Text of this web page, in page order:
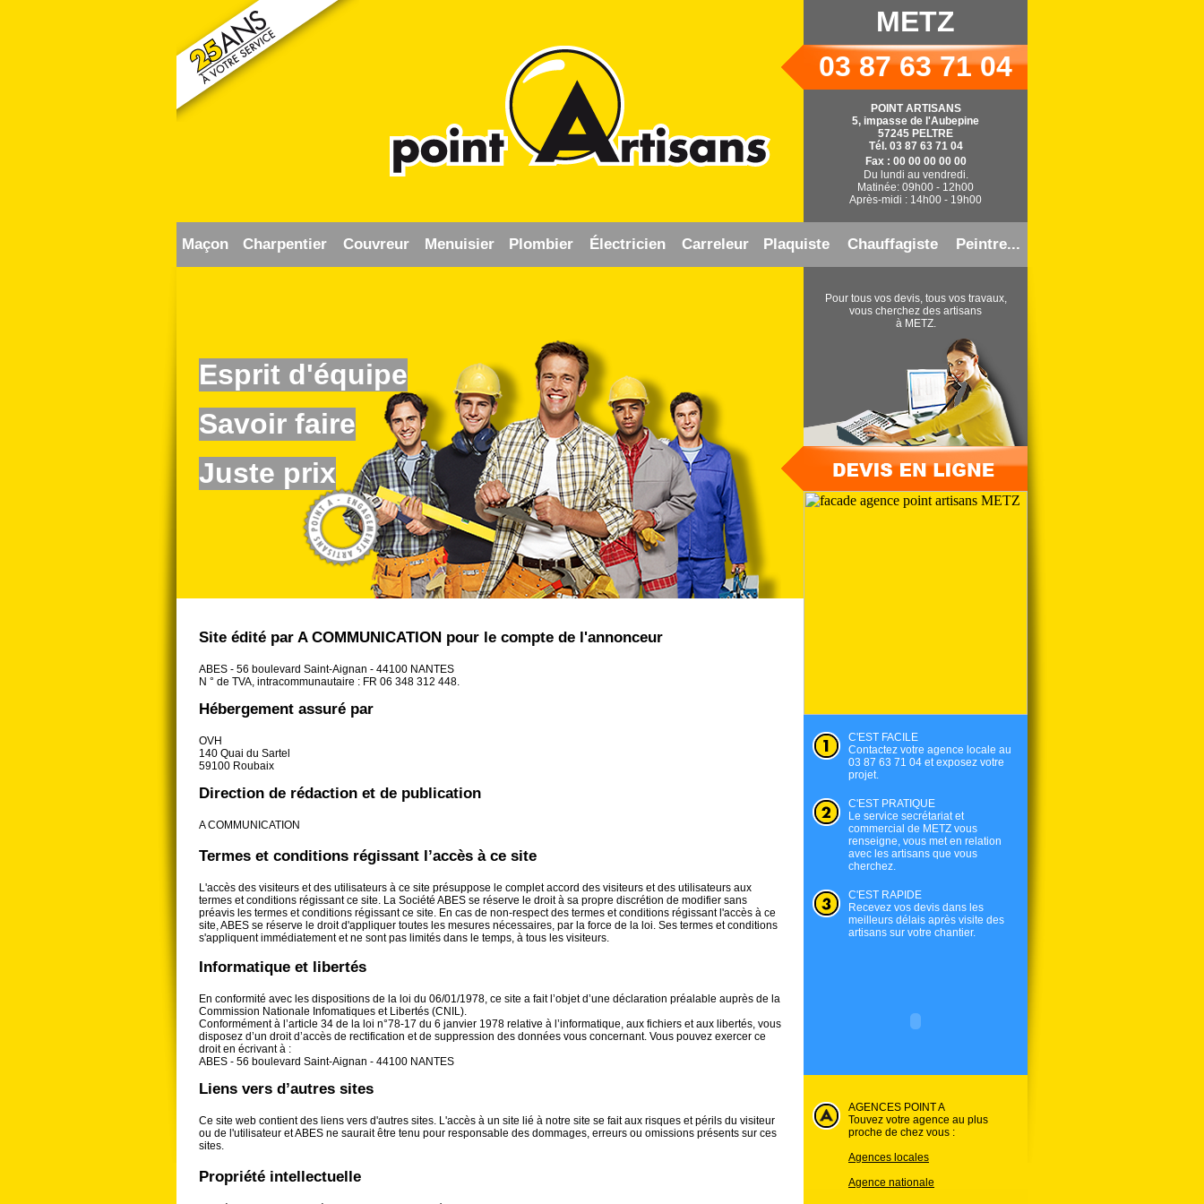
METZ
03 87 63 71 04
POINT ARTISANS
5, impasse de l'Aubepine
57245 PELTRE
Tél. 03 87 63 71 04
Fax : 00 00 00 00 00
Du lundi au vendredi.
Matinée: 09h00 - 12h00
Après-midi : 14h00 - 19h00
Maçon Charpentier Couvreur Menuisier Plombier Électricien Carreleur Plaquiste Chauffagiste Peintre...
Esprit d'équipe
Savoir faire
Juste prix
Site édité par A COMMUNICATION pour le compte de l'annonceur
ABES - 56 boulevard Saint-Aignan - 44100 NANTES
N ° de TVA, intracommunautaire : FR 06 348 312 448.
Hébergement assuré par
OVH
140 Quai du Sartel
59100 Roubaix
Direction de rédaction et de publication
A COMMUNICATION
Termes et conditions régissant l’accès à ce site
L'accès des visiteurs et des utilisateurs à ce site présuppose le complet accord des visiteurs et des utilisateurs aux
termes et conditions régissant ce site. La Société ABES se réserve le droit à sa propre discrétion de modifier sans
préavis les termes et conditions régissant ce site. En cas de non-respect des termes et conditions régissant l'accès à ce
site, ABES se réserve le droit d'appliquer toutes les mesures nécessaires, par la force de la loi. Ses termes et conditions
s'appliquent immédiatement et ne sont pas limités dans le temps, à tous les visiteurs.
Informatique et libertés
En conformité avec les dispositions de la loi du 06/01/1978, ce site a fait l’objet d’une déclaration préalable auprès de la
Commission Nationale Infomatiques et Libertés (CNIL).
Conformément à l’article 34 de la loi n°78-17 du 6 janvier 1978 relative à l’informatique, aux fichiers et aux libertés, vous
disposez d’un droit d’accès de rectification et de suppression des données vous concernant. Vous pouvez exercer ce
droit en écrivant à :
ABES - 56 boulevard Saint-Aignan - 44100 NANTES
Liens vers d’autres sites
Ce site web contient des liens vers d'autres sites. L'accès à un site lié à notre site se fait aux risques et périls du visiteur
ou de l'utilisateur et ABES ne saurait être tenu pour responsable des dommages, erreurs ou omissions présents sur ces
sites.
Propriété intellectuelle
Pour tous vos devis, tous vos travaux,
vous cherchez des artisans
à METZ.
C'EST FACILE
Contactez votre agence locale au
03 87 63 71 04 et exposez votre
projet.
C'EST PRATIQUE
Le service secrétariat et
commercial de METZ vous
renseigne, vous met en relation
avec les artisans que vous
cherchez.
C'EST RAPIDE
Recevez vos devis dans les
meilleurs délais après visite des
artisans sur votre chantier.
AGENCES POINT A
Touvez votre agence au plus
proche de chez vous :
Agences locales
Agence nationale